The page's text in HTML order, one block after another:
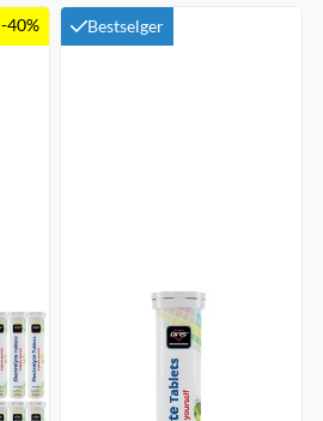
-40% Bestselger